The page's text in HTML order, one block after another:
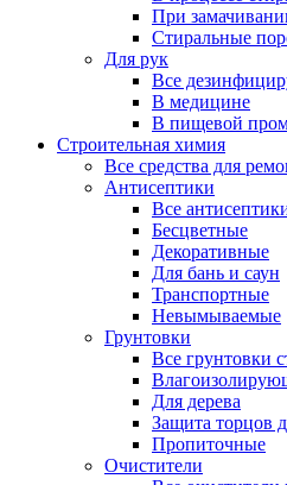
При
Стиральные
Для рук
Все
В медицине
В пищевой
Строительная химия
Все средства для
Антисептики
Все
Бесцветные
Декоративные
Для бань и саун
Транспортные
Невымываемые
Грунтовки
Все грунтовки
Для дерева
Защита торцов
Пропиточные
Очистители